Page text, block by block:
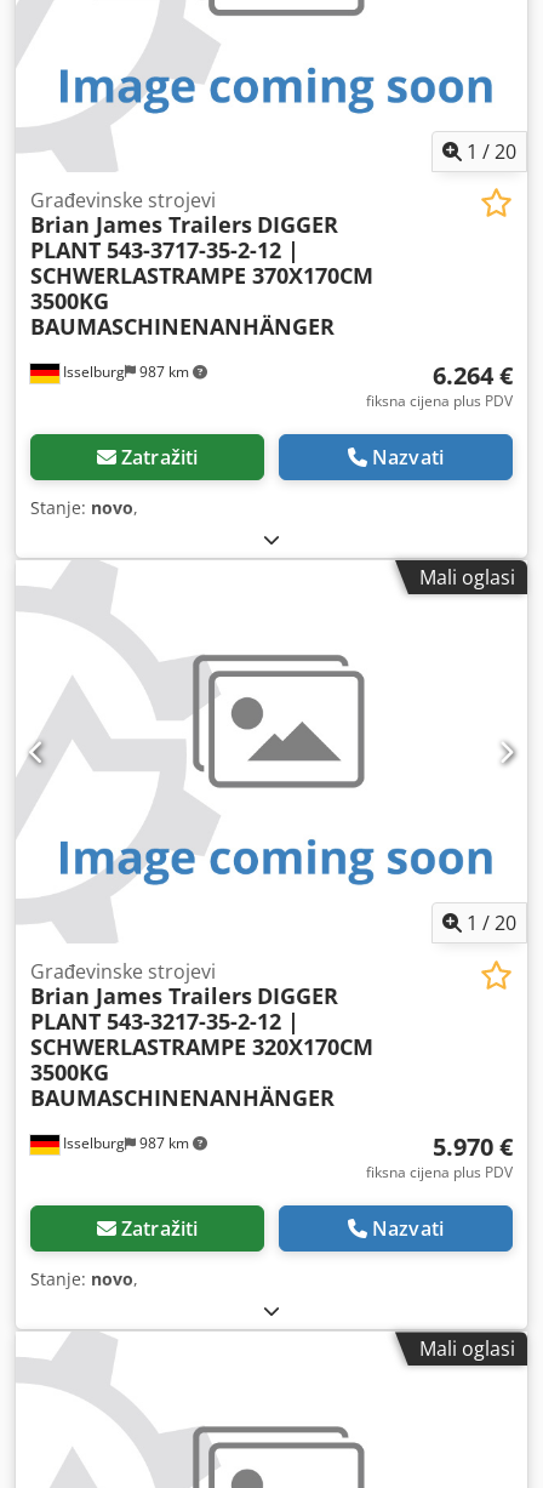
1 /20
Isselburg 987 km
Građevinske strojevi
Brian James Trailers DIGGER
PLANT 543-3717-35-2-12 |
SCHWERLASTRAMPE 370X170CM
3500KG
BAUMASCHINENANHÄNGER
6.264 €
fiksna cijena plus PDV
Zatražiti Nazvati
Stanje: novo,
Mali oglasi
1 /20
Isselburg 987 km
Građevinske strojevi
Brian James Trailers DIGGER
PLANT 543-3217-35-2-12 |
SCHWERLASTRAMPE 320X170CM
3500KG
BAUMASCHINENANHÄNGER
5.970 €
fiksna cijena plus PDV
Zatražiti Nazvati
Stanje: novo,
Mali oglasi